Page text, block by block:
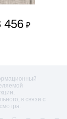
456 ₽
в связи с